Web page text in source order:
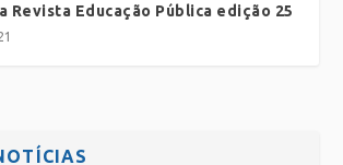
Revista Educação Pública edição 25